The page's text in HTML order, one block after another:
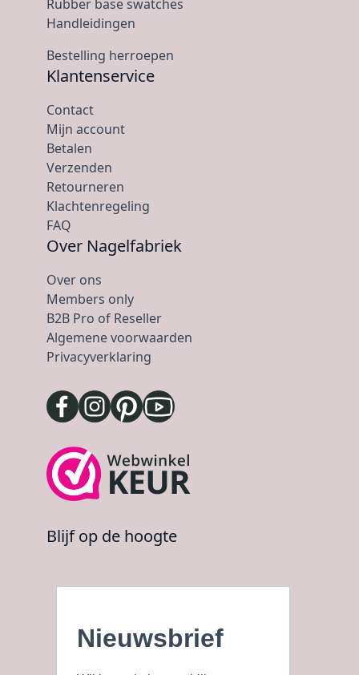
Rubber base swatches
Handleidingen
Bestelling herroepen
Klantenservice
Contact
Mijn account
Betalen
Verzenden
Retourneren
Klachtenregeling
FAQ
Over Nagelfabriek
Over ons
Members only
B2B Pro of Reseller
Algemene voorwaarden
Privacyverklaring
Blijf op de hoogte
Nieuwsbrief